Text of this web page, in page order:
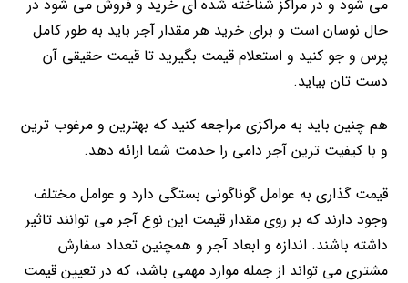
می شود و در مراکز شناخته شده ای خرید و فروش می شود در
حال نوسان است و برای خرید هر مقدار آجر باید به طور کامل
پرس و جو کنید و استعلام قیمت بگیرید تا قیمت حقیقی آن
دست تان بیاید.
هم چنین باید به مراکزی مراجعه کنید که بهترین و مرغوب ترین
و با کیفیت ترین آجر دامی را خدمت شما ارائه دهد.
قیمت گذاری به عوامل گوناگونی بستگی دارد و عوامل مختلف
وجود دارند که بر روی مقدار قیمت این نوع آجر می توانند تاثیر
داشته باشند. اندازه و ابعاد آجر و همچنین تعداد سفارش
مشتری می تواند از جمله موارد مهمی باشد، که در تعیین قیمت